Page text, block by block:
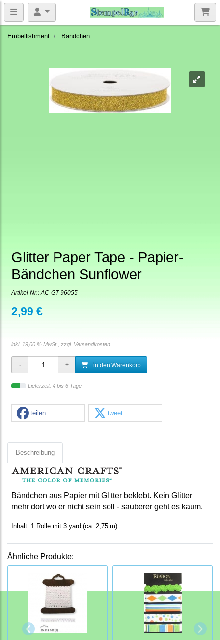
Embellishment Bändchen
Glitter Paper Tape - Papier-
Bändchen Sunflower
Artikel-Nr.: AC-GT-96055
2,99 €
inkl. 19,00 % MwSt., zzgl. Versandkosten
in den Warenkorb
Lieferzeit: 4 bis 6 Tage
teilen tweet
Beschreibung
Bändchen aus Papier mit Glitter beklebt. Kein Glitter
mehr dort wo er nicht sein soll - sauberer geht es kaum.
Inhalt: 1 Rolle mit 3 yard (ca. 2,75 m)
Ähnliche Produkte: